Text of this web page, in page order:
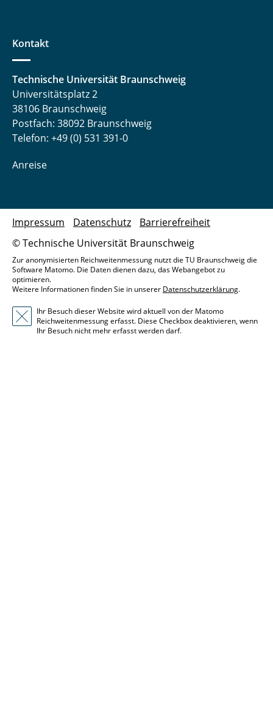
Kontakt
Technische Universität Braunschweig
Universitätsplatz 2
38106 Braunschweig
Postfach: 38092 Braunschweig
Telefon: +49 (0) 531 391-0
Anreise
© Technische Universität Braunschweig
Impressum Datenschutz Barrierefreiheit
Zur anonymisierten Reichweitenmessung nutzt die TU Braunschweig die
Software Matomo. Die Daten dienen dazu, das Webangebot zu
optimieren.
Weitere Informationen finden Sie in unserer Datenschutzerklärung.
Ihr Besuch dieser Website wird aktuell von der Matomo
Reichweitenmessung erfasst. Diese Checkbox deaktivieren, wenn
Ihr Besuch nicht mehr erfasst werden darf.